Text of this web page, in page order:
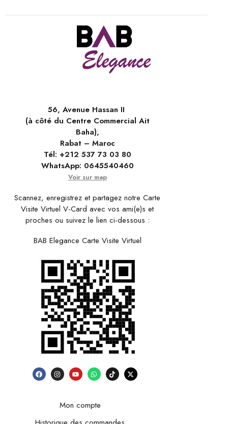
56, Avenue Hassan II
(à côté du Centre Commercial Ait
Baha),
Rabat – Maroc
Tél: +212 537 73 03 80
WhatsApp: 0645540460
Voir sur map
Scannez, enregistrez et partagez notre Carte
Visite Virtuel V-Card avec vos ami(e)s et
proches ou suivez le lien ci-dessous :
BAB Elegance Carte Visite Virtuel
Mon compte